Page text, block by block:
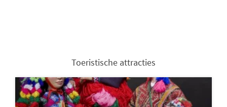
Toeristische attracties